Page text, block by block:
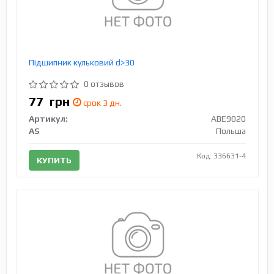
Підшипник кульковий d>30
0 отзывов
77 грн
срок 3 дн.
Артикул:
ABE9020
AS
Польша
КУПИТЬ Код: 336631-4